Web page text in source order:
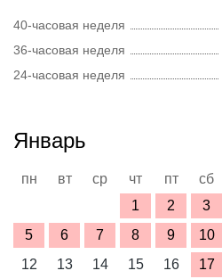
40-часовая неделя
36-часовая неделя
24-часовая неделя
Январь
пн вт ср чт пт сб
1
2 3
5
6 7 8 9 10
12
13 14 15 16 17